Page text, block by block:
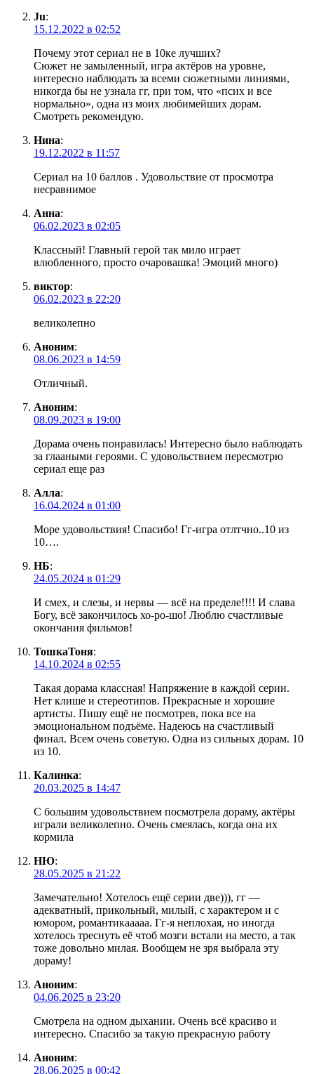
Ju:
15.12.2022 в 02:52
Почему этот сериал не в 10ке лучших?
Сюжет не замыленный, игра актёров на уровне,
интересно наблюдать за всеми сюжетными линиями,
никогда бы не узнала гг, при том, что «псих и все
нормально», одна из моих любимейших дорам.
Смотреть рекомендую.
Нина:
19.12.2022 в 11:57
Сериал на 10 баллов . Удовольствие от просмотра
несравнимое
Анна:
06.02.2023 в 02:05
Классный! Главный герой так мило играет
влюбленного, просто очаровашка! Эмоций много)
виктор:
06.02.2023 в 22:20
великолепно
Аноним:
08.06.2023 в 14:59
Отличный.
Аноним:
08.09.2023 в 19:00
Дорама очень понравилась! Интересно было наблюдать
за глааными героями. С удовольствием пересмотрю
сериал еще раз
Алла:
16.04.2024 в 01:00
Море удовольствия! Спасибо! Гг-игра отлтчно..10 из
10….
НБ:
24.05.2024 в 01:29
И смех, и слезы, и нервы — всё на пределе!!!! И слава
Богу, всё закончилось хо-ро-шо! Люблю счастливые
окончания фильмов!
ТошкаТоня:
14.10.2024 в 02:55
Такая дорама классная! Напряжение в каждой серии.
Нет клише и стереотипов. Прекрасные и хорошие
артисты. Пишу ещё не посмотрев, пока все на
эмоциональном подъёме. Надеюсь на счастливый
финал. Всем очень советую. Одна из сильных дорам. 10
из 10.
Калинка:
20.03.2025 в 14:47
С большим удовольствием посмотрела дораму, актёры
играли великолепно. Очень смеялась, когда она их
кормила
НЮ:
28.05.2025 в 21:22
Замечательно! Хотелось ещё серии две))), гг —
адекватный, прикольный, милый, с характером и с
юмором, романтикааааа. Гг-я неплохая, но иногда
хотелось треснуть её чтоб мозги встали на место, а так
тоже довольно милая. Вообщем не зря выбрала эту
дораму!
Аноним:
04.06.2025 в 23:20
Смотрела на одном дыхании. Очень всё красиво и
интересно. Спасибо за такую прекрасную работу
Аноним:
28.06.2025 в 00:42